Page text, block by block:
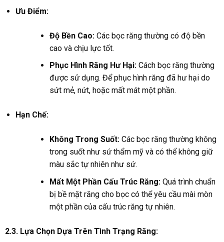
Ưu Điểm:
Độ Bền Cao: Các bọc răng thường có độ bền
cao và chịu lực tốt.
Phục Hình Răng Hư Hại: Cách bọc răng thường
được sử dụng. Để phục hình răng đã hư hại do
sứt mẻ, nứt, hoặc mất mát một phần.
Hạn Chế:
Không Trong Suốt: Các bọc răng thường không
trong suốt như sứ thẩm mỹ và có thể không giữ
màu sắc tự nhiên như sứ.
Mất Một Phần Cấu Trúc Răng: Quá trình chuẩn
bị bề mặt răng cho bọc có thể yêu cầu mài mòn
một phần của cấu trúc răng tự nhiên.
2.3. Lựa Chọn Dựa Trên Tình Trạng Răng: